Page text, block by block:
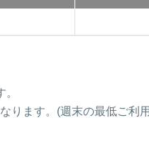
ります。(週末の最低ご利